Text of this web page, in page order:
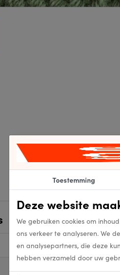
305377
305377
Toestemming
Deze website
We gebruiken cookies om
ons verkeer te analyseren. We
en analysepartners, die deze
hebben verzameld door uw